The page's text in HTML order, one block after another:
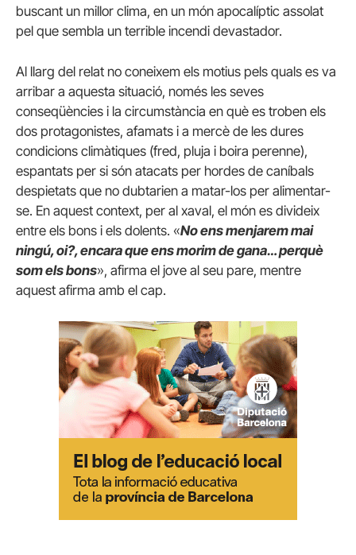
buscant un millor clima, en un món apocalíptic assolat
pel que sembla un terrible incendi devastador.
Al llarg del relat no coneixem els motius pels quals es va
arribar a aquesta situació, només les seves
conseqüències i la circumstància en què es troben els
dos protagonistes, afamats i a mercè de les dures
condicions climàtiques (fred, pluja i boira perenne),
espantats per si són atacats per hordes de caníbals
despietats que no dubtarien a matar-los per alimentar-
se. En aquest context, per al xaval, el món es divideix
entre els bons i els dolents. «No ens menjarem mai
ningú, oi?, encara que ens morim de gana… perquè
som els bons», afirma el jove al seu pare, mentre
aquest afirma amb el cap.